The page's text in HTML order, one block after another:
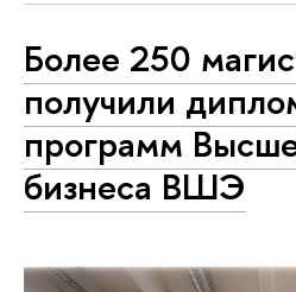
Более 250
получили
программ
бизнеса ВШЭ